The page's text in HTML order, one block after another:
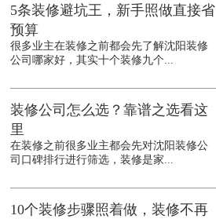
5条装修避坑王，新手照做直接省
预算
很多业主在装修之前都会先了解沈阳装修
公司哪家好，其实十个装修九个...
装修公司怎么选？靠谱之选看这
里
在装修之前很多业主都会先对沈阳装修公
司口碑排行进行筛选，装修是家...
10个装修步骤照着做，装修不再